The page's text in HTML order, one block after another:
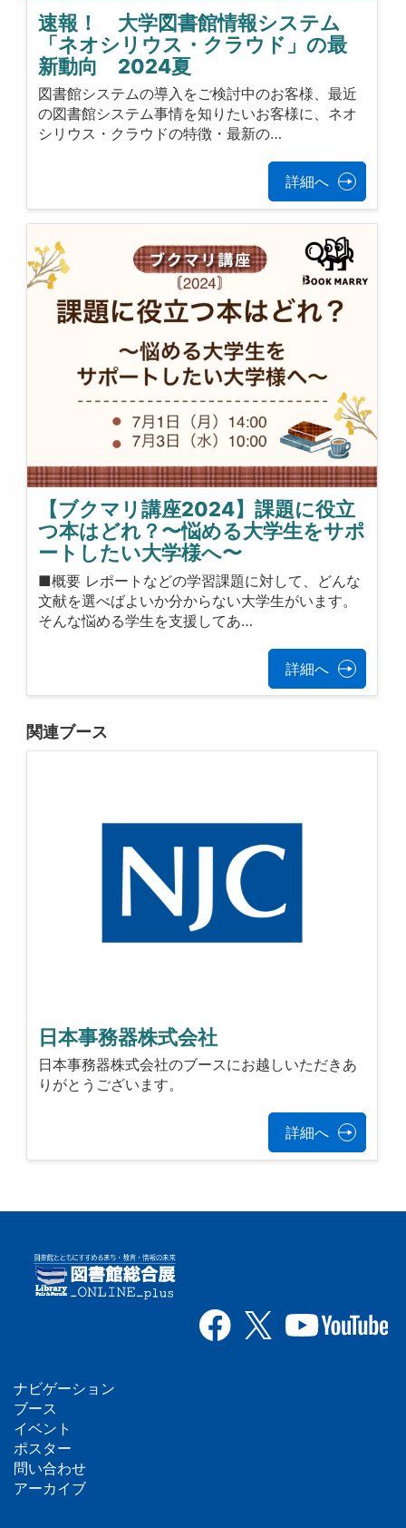
速報！ 大学図書館情報システム
「ネオシリウス・クラウド」の最
新動向 2024夏
図書館システムの導入をご検討中のお客様、最近
の図書館システム事情を知りたいお客様に、ネオ
シリウス・クラウドの特徴・最新の…
詳細へ
【ブクマリ講座2024】課題に役立
つ本はどれ？〜悩める大学生をサポ
ートしたい大学様へ〜
■概要 レポートなどの学習課題に対して、どんな
文献を選べばよいか分からない大学生がいます。
そんな悩める学生を支援してあ…
詳細へ
関連ブース
日本事務器株式会社
日本事務器株式会社のブースにお越しいただきあ
りがとうございます。
詳細へ
フ
ッ
タ
ナビゲーション
ブース
イベント
ポスター
問い合わせ
アーカイブ